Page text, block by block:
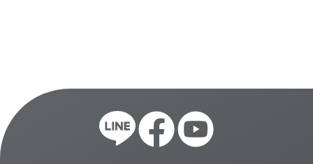
continued collaborative efforts to shape global
AI governance, uphold human dignity and
labour standards, and expand economic
opportunities for all.